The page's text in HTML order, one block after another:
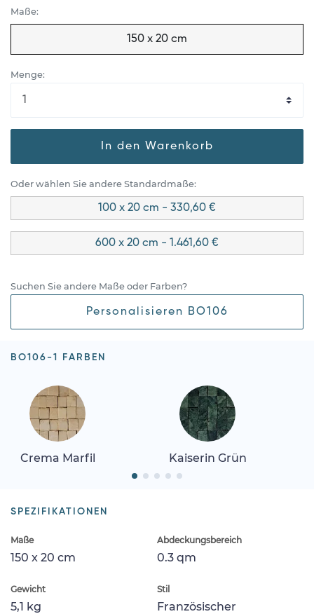
Maße:
150 x 20 cm
Menge:
In den Warenkorb
Oder wählen Sie andere Standardmaße:
100 x 20 cm - 330,60 €
600 x 20 cm - 1.461,60 €
Suchen Sie andere Maße oder Farben?
Personalisieren BO106
BO106-1 FARBEN
Crema Marfil Kaiserin Grün
SPEZIFIKATIONEN
Maße
150 x 20 cm
Abdeckungsbereich
0.3 qm
Gewicht
5,1 kg
Stil
Französischer